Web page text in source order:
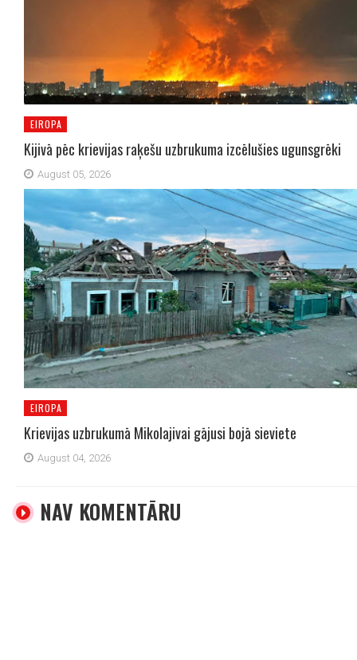
EIROPA
Kijivā pēc krievijas raķešu uzbrukuma izcēlušies ugunsgrēki
August 05, 2026
EIROPA
Krievijas uzbrukumā Mikolajivai gājusi bojā sieviete
August 04, 2026
NAV KOMENTĀRU